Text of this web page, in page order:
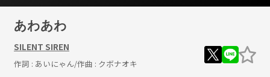
あわあわ
SILENT SIREN
作詞 : あいにゃん/作曲 : クボナオキ